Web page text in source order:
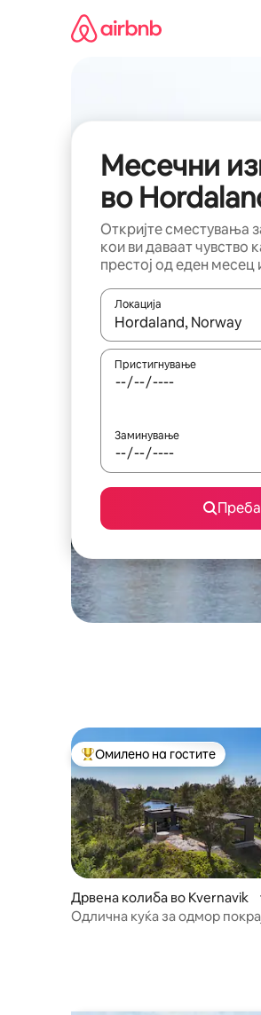
Месечни
во
Откријте сместувања
кои ви даваат чувство
престој од еден месец
Локација
Кога резултатите се
Пристигнување
Заминување
Меѓу најуспешните „Омилени
Омилено на гостите
Дрвена колиба во Kvernavik
Одлична куќа за одмор